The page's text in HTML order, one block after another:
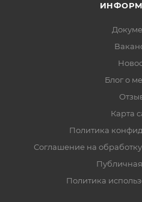
Блог о
Карта
Политика
Соглашение на
Политика